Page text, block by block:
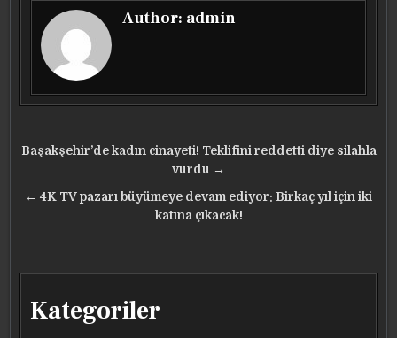
Author: admin
Yazı
Başakşehir’de kadın cinayeti! Teklifini reddetti diye silahla
vurdu →
← 4K TV pazarı büyümeye devam ediyor: Birkaç yıl için iki
katına çıkacak!
Kategoriler